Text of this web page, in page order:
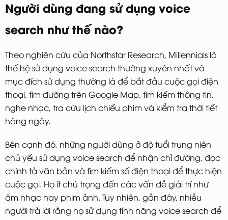
Người dùng đang sử dụng voice
search như thế nào?
Theo nghiên cứu của Northstar Research, Millennials là
thế hệ sử dụng voice search thường xuyên nhất và
mục đích sử dụng thường là để bắt đầu cuộc gọi điện
thoại, tìm đường trên Google Map, tìm kiếm thông tin,
nghe nhạc, tra cứu lịch chiếu phim và kiểm tra thời tiết
hàng ngày.
Bên cạnh đó, những người dùng ở độ tuổi trung niên
chủ yếu sử dụng voice search để nhận chỉ đường, đọc
chính tả văn bản và tìm kiếm số điện thoại để thực hiện
cuộc gọi. Họ ít chú trọng đến các vấn đề giải trí như
âm nhạc hay phim ảnh. Tuy nhiên, gần đây, nhiều
người trả lời rằng họ sử dụng tính năng voice search để